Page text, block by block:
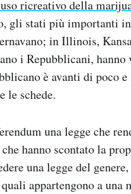
ricreativo della
gli stati più importanti
in Illinois,
i Repubblicani,
è avanti di poco e
le schede.
una legge che
hanno scontato la
una legge del
appartengono a una